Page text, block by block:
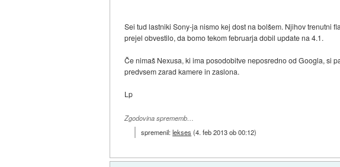
Sei tud lastniki Sony-ja nismo kej dost na bolšem. Njihov trenutni
prejel obvestilo, da bomo tekom februarja dobil update na 4.1.
Če nimaš Nexusa, ki ima posodobitve neposredno od Googla, si
predvsem zarad kamere in zaslona.
Lp
Zgodovina sprememb…
spremenil:lekses (4. feb 2013 ob 00:12)